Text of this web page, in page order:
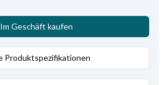
Im Geschäft kaufen
Produktspezifikationen